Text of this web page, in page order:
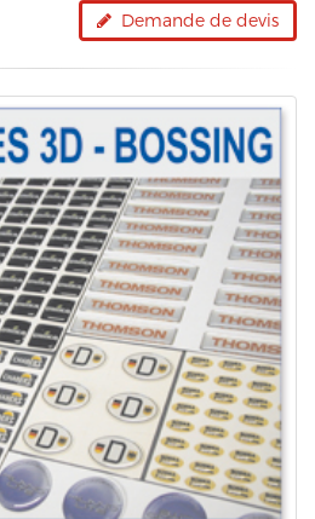
Demande de devis